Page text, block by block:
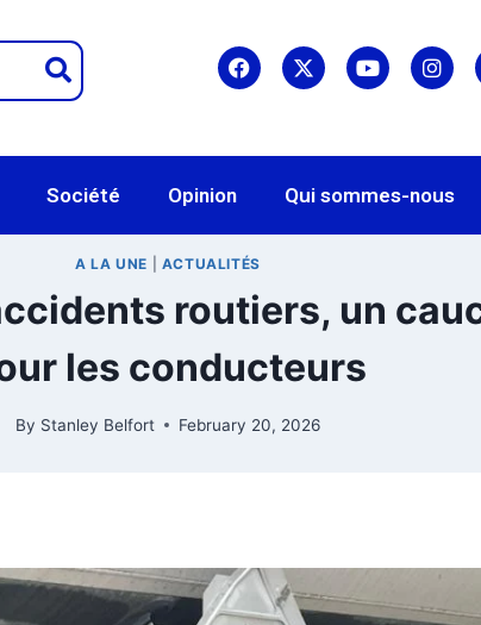
Société Opinion Qui sommes-nous
A LA UNE ACTUALITÉS
routiers, un
les conducteurs
By Stanley Belfort February 20, 2026